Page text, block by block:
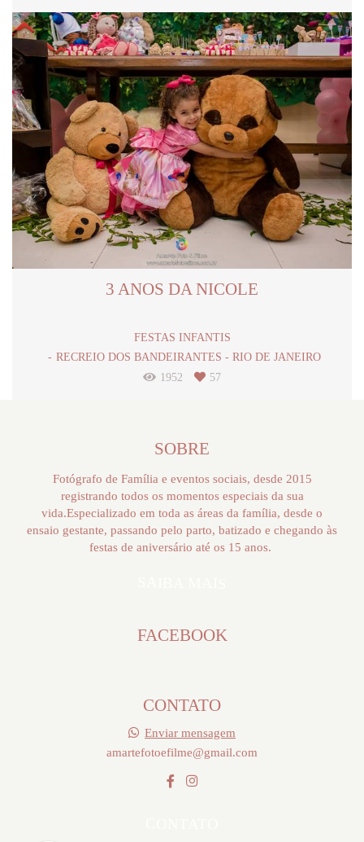
3 ANOS DA NICOLE
FESTAS INFANTIS
RECREIO DOS BANDEIRANTES - RIO DE JANEIRO
1952
57
SOBRE
Fotógrafo de Família e eventos sociais, desde 2015
registrando todos os momentos especiais da sua
vida.Especializado em toda as áreas da família, desde o
ensaio gestante, passando pelo parto, batizado e chegando às
festas de aniversário até os 15 anos.
FACEBOOK
CONTATO
Enviar mensagem
amartefotoefilme@gmail.com